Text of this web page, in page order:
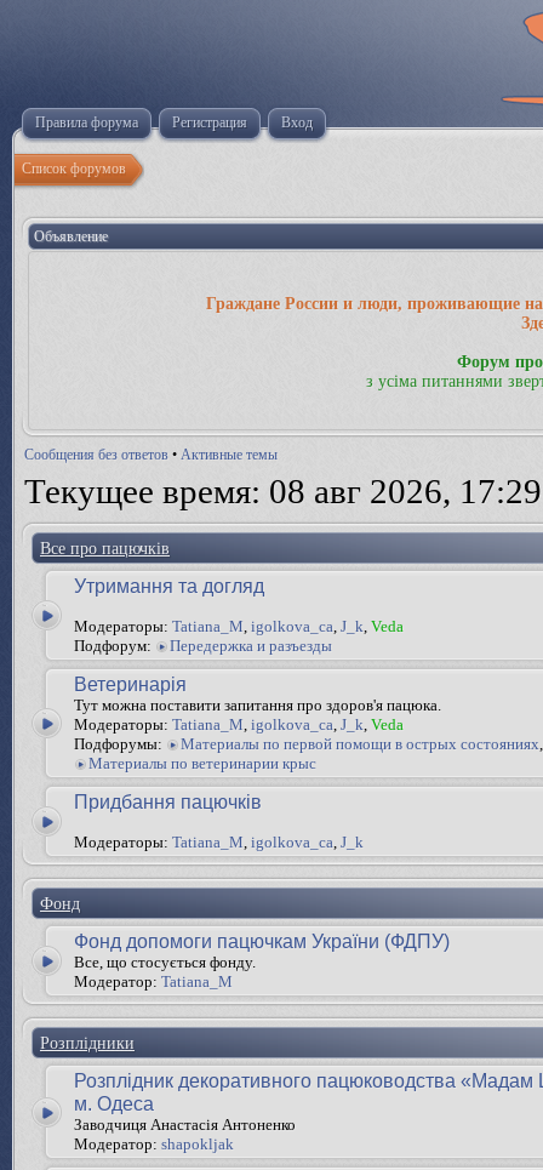
Правила форума Регистрация Вход
Список форумов
Объявление
Граждане России и люди, проживающие на
Форум
з усіма питаннями
Сообщения без ответов • Активные темы
Текущее время: 08 авг 2026, 17:29
Все про пацючків
Утримання та догляд
Модераторы: Tatiana_M, igolkova_ca, J_k, Veda
Подфорум:
Передержка и разъезды
Ветеринарія
Тут можна поставити запитання про здоров'я пацюка.
Модераторы: Tatiana_M, igolkova_ca, J_k, Veda
Подфорумы:
Материалы по первой помощи в острых состояниях,
Материалы по ветеринарии крыс
Придбання пацючків
Модераторы: Tatiana_M, igolkova_ca, J_k
Фонд
Фонд допомоги пацючкам України (ФДПУ)
Все, що стосується фонду.
Модератор: Tatiana_M
Розплідники
Розплідник декоративного пацюководства
м. Одеса
Заводчиця Анастасія Антоненко
Модератор: shapokljak